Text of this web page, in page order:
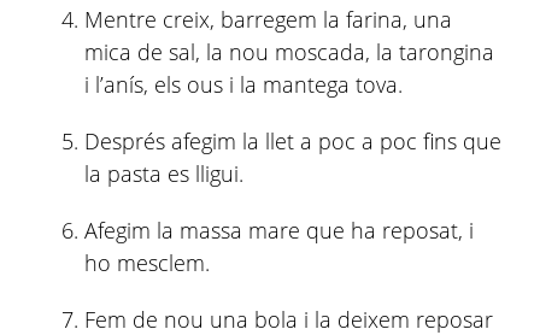
Mentre creix, barregem la farina, una
mica de sal, la nou moscada, la tarongina
i l’anís, els ous i la mantega tova.
Després afegim la llet a poc a poc fins que
la pasta es lligui.
Afegim la massa mare que ha reposat, i
ho mesclem.
Fem de nou una bola i la deixem reposar